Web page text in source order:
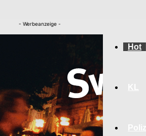
Hot
- Werbeanzeige -